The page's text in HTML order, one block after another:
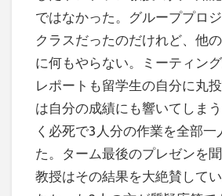
ではなかった。グループプロ
クラスだったのだけれど、他
に何もやらない。ミーティング
レポートも留学生の自分に丸
は自分の成績にも響いてしま
く必死で3人分の作業を全部一
た。ターム最後のプレゼンを
教授はその結果を大絶賛して